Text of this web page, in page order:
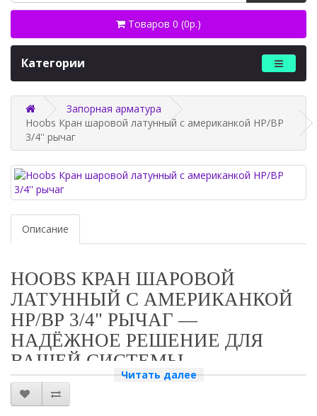
Товаров 0 (0р.)
Категории
Запорная арматура
Hoobs Кран шаровой латунный с американкой НР/ВР
3/4'' рычаг
Описание
HOOBS КРАН ШАРОВОЙ
ЛАТУННЫЙ С АМЕРИКАНКОЙ
НР/ВР 3/4" РЫЧАГ —
НАДЁЖНОЕ РЕШЕНИЕ ДЛЯ
ВАШЕЙ СИСТЕМЫ
ВОДОСНАБЖЕНИЯ
Читать далее